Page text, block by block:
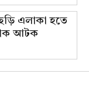
এলাকা হতে
আটক